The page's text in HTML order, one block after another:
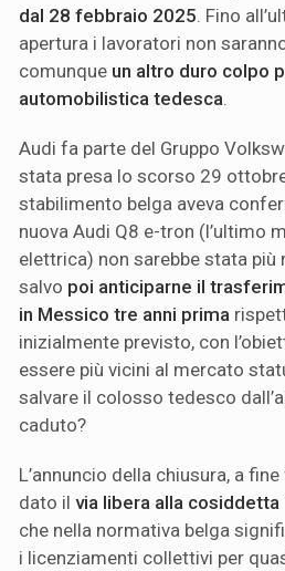
dal 28 febbraio 2025 . Fino
apertura i lavoratori non
comunque un altro duro colpo
automobilistica tedesca
Audi fa parte del Gruppo
stata presa lo scorso 29
stabilimento belga aveva
nuova Audi Q8 e-tron (l’ultimo
elettrica) non sarebbe stata più
salvo poi anticiparne il
in Messico tre anni prima
inizialmente previsto, con
essere più vicini al mercato
salvare il colosso tedesco
caduto?
L’annuncio della chiusura, a
dato il via libera alla cosiddetta
che nella normativa belga
i licenziamenti collettivi per